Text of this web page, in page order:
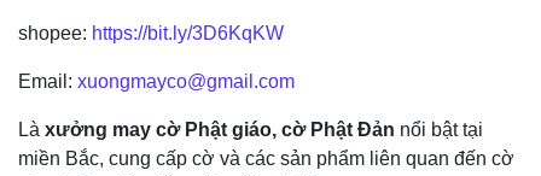
shopee: https://bit.ly/3D6KqKW
Email: xuongmayco@gmail.com
Là xưởng may cờ Phật giáo, cờ Phật Đản nổi bật tại
miền Bắc, cung cấp cờ và các sản phẩm liên quan đến cờ